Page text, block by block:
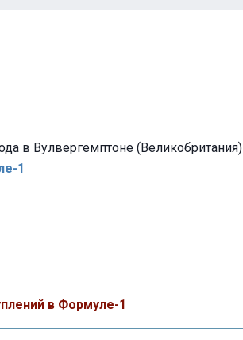
в Вулвергемптоне (Великобритания)
1
в Формуле-1